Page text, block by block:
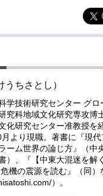
うちさとし）
学技術研究センター グ
究科地域文化研究専攻博
化研究センター准教授
より現職。著書に『現
ーム世界の論じ方』（中
）、『【中東大混迷を解
機の震源を読む』（同
）。